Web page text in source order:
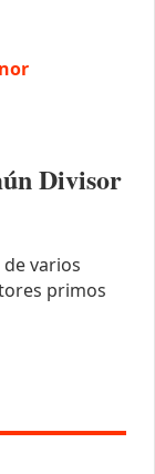
Divisor
varios
primos